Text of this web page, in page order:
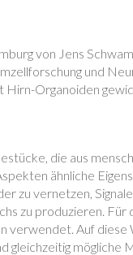
von Jens
und
Hirn-Organoiden
die aus
ähnliche
zu vernetzen,
zu produzieren. Für
verwendet. Auf diese
gleichzeitig mögliche